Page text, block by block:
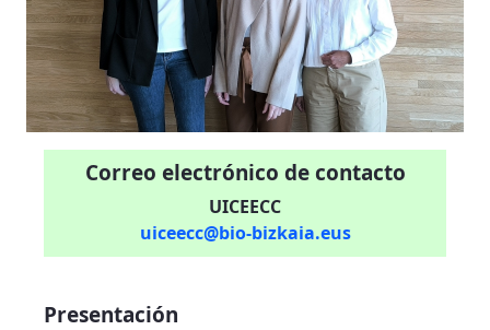
Presentación
Correo electrónico de contacto
UICEECC
uiceecc@bio-bizkaia.eus